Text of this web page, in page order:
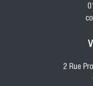
2 Rue